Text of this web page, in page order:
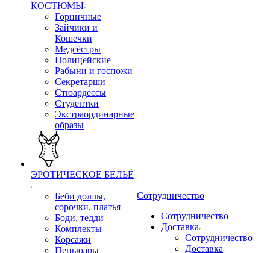
КОСТЮМЫ
Горничные
Зайчики и
Кошечки
Медсёстры
Полицейские
Рабыни и госпожи
Секретарши
Стюардессы
Студентки
Экстраординарные
образы
ЭРОТИЧЕСКОЕ БЕЛЬЁ
Беби доллы,
сорочки, платья
Боди, тедди
Комплекты
Корсажи
Пеньюары
Сотрудничество
Сотрудничество
Доставка
Сотрудничество
Доставка